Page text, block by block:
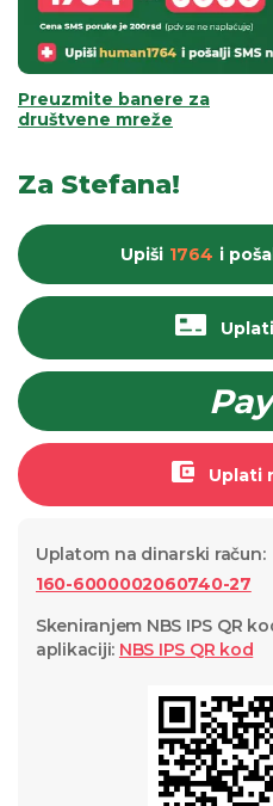
Preuzmite banere za
društvene mreže
Za Stefana!
Uplati
Upiši 1764 i
Uplatom na dinarski račun:
160-6000002060740-27
Skeniranjem NBS IPS QR
aplikaciji: NBS IPS QR kod